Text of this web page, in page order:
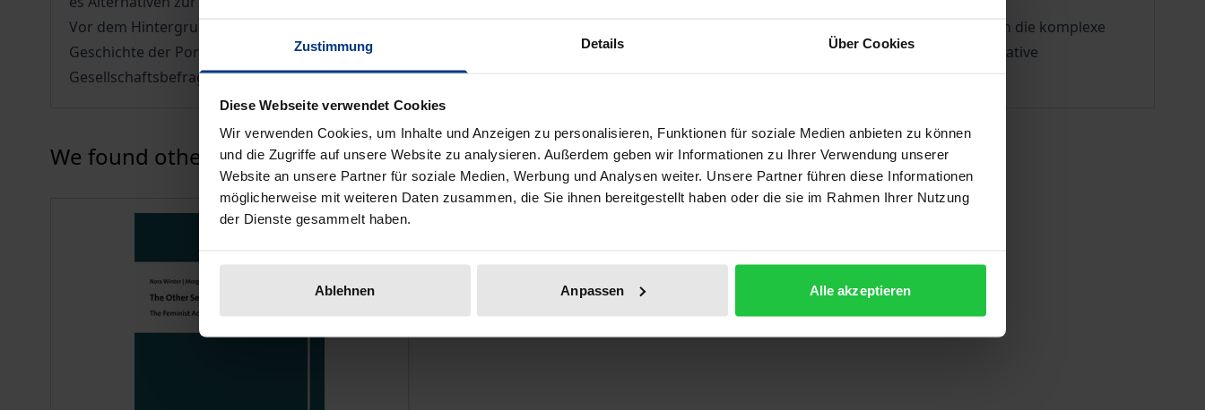
Zustimmung Details Über Cookies
Diese Webseite verwendet Cookies
Wir verwenden Cookies, um Inhalte und Anzeigen zu personalisieren, Funktionen für soziale Medien anbieten zu können
und die Zugriffe auf unsere Website zu analysieren. Außerdem geben wir Informationen zu Ihrer Verwendung unserer
Website an unsere Partner für soziale Medien, Werbung und Analysen weiter. Unsere Partner führen diese Informationen
möglicherweise mit weiteren Daten zusammen, die Sie ihnen bereitgestellt haben oder die sie im Rahmen Ihrer Nutzung
der Dienste gesammelt haben.
Ablehnen Anpassen Alle akzeptieren
Vor dem Hintergrund der feministischen bzw. ethischen Pornografie wird diese Arbeit den obigen Fragen nachgehen. Eine Annäherung an die komplexe
Geschichte der Pornografie, die Macharten im Mainstreamporno sowie das Phänomen der Tube-Seiten sollen Nährboden für eine quantitative
Gesellschaftsbefragung zu Erwartungen, Einschätzungen und Möglichkeiten fair produzierter Pornografie bieten.
Press to skip carousel
We found other products you might like!